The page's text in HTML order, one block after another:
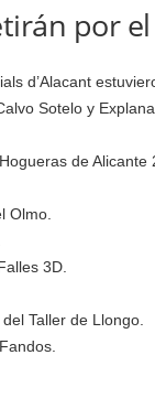
por
d’Alacant
Sotelo y
de Alicante
Olmo.
3D.
Taller de Llongo.